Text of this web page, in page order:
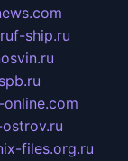
f-ship.ru
files.org.ru